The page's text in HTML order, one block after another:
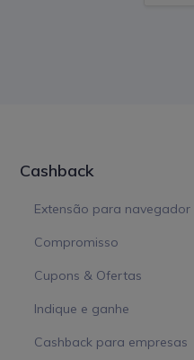
Cashback
Extensão para navegador
Compromisso
Cupons & Ofertas
Indique e ganhe
Cashback para empresas